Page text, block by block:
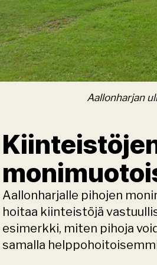
Aallonharjan
Aallonharjalle pihojen
hoitaa kiinteistöjä
esimerkki, miten pihoja
samalla